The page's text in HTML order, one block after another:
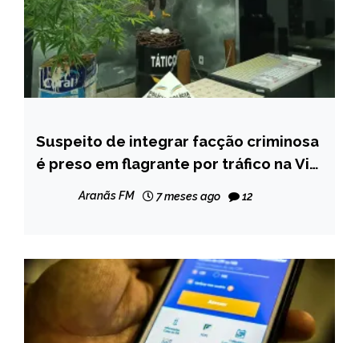
CAPELINHA
NOTÍCIAS
Suspeito de integrar facção criminosa
é preso em flagrante por tráfico na Vila
Aranãs FM 7 meses ago 12